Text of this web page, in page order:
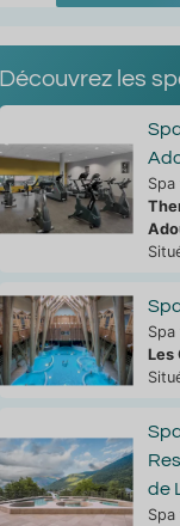
Découvrez les
Les
de